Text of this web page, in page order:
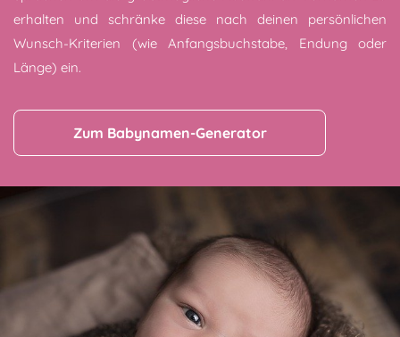
erhalten und schränke diese nach deinen persönlichen
Wunsch-Kriterien (wie Anfangsbuchstabe, Endung oder
Länge) ein.
Zum Babynamen-Generator